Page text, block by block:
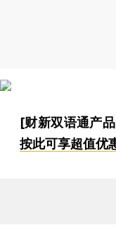
[财新双语通产
按此可享超值优